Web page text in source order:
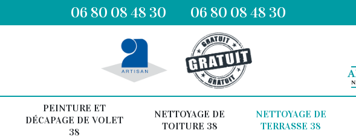
06 80 08 48 30 06 80 08 48 30
PEINTURE ET
DÉCAPAGE DE VOLET
38
NETTOYAGE DE
TOITURE 38
NETTOYAGE DE
TERRASSE 38